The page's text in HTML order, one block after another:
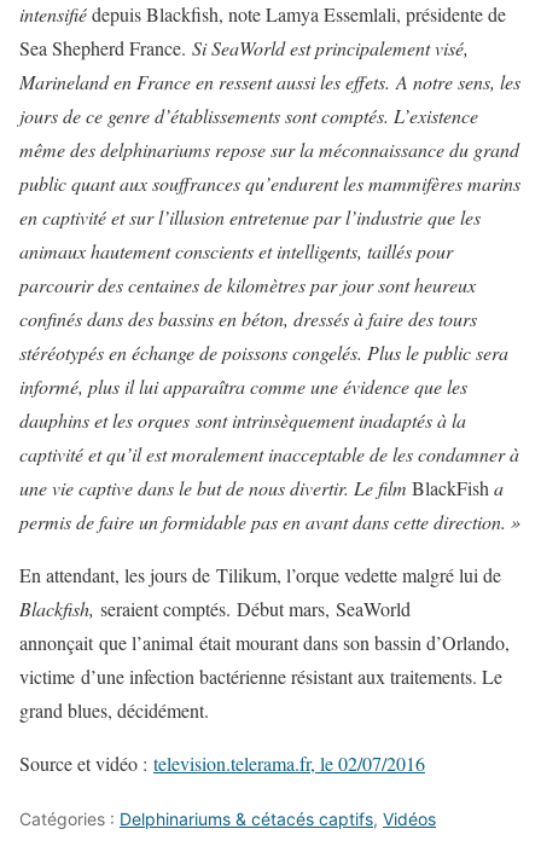
intensifiédepuis Blackfish, note Lamya Essemlali, présidente de
Sea Shepherd France. Si SeaWorld est principalement visé,
Marineland en France en ressent aussi les effets. A notre sens, les
jours de ce genre d’établissements sont comptés. L’existence
même des delphinariums repose sur la méconnaissance du grand
public quant aux souffrances qu’endurent les mammifères marins
en captivité et sur l’illusion entretenue par l’industrie que les
animaux hautement conscients et intelligents, taillés pour
parcourir des centaines de kilomètres par jour sont heureux
confinés dans des bassins en béton, dressés à faire des tours
stéréotypés en échange de poissons congelés. Plus le public sera
informé, plus il lui apparaîtra comme une évidence que les
dauphins et les orques sont intrinsèquement inadaptés à la
captivité et qu’il est moralement inacceptable de les condamner à
une vie captive dans le but de nous divertir. Le film BlackFish a
permis de faire un formidable pas en avant dans cette direction. »
En attendant, les jours de Tilikum, l’orque vedette malgré lui de
Blackfish, seraient comptés. Début mars, SeaWorld
annonçait que l’animal était mourant dans son bassin d’Orlando,
victime d’une infection bactérienne résistant aux traitements. Le
grand blues, décidément.
Source et vidéo : television.telerama.fr, le 02/07/2016
Catégories : Delphinariums & cétacés captifs, Vidéos